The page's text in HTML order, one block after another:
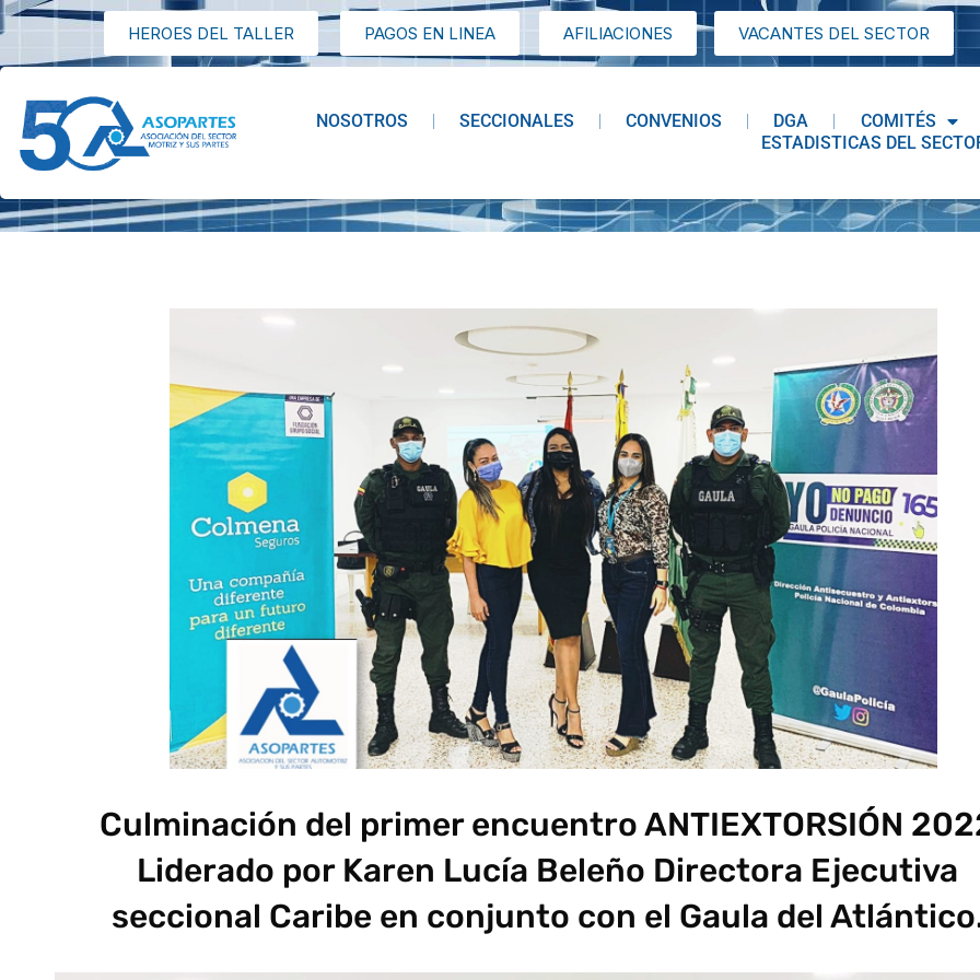
HEROES DEL TALLER PAGOS EN LINEA AFILIACIONES VACANTES DEL SECTOR
NOSOTROS SECCIONALES CONVENIOS DGA
COMITÉS
ESTADISTICAS DEL
Culminación del primer encuentro ANTIEXTORSIÓN
Liderado por Karen Lucía Beleño Directora Ejecutiva
seccional Caribe en conjunto con el Gaula del